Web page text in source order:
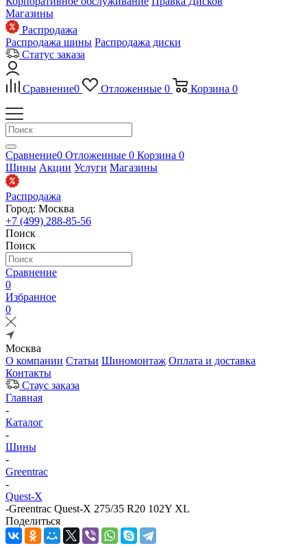
Магазины
Распродажа
Распродажа шины Распродажа диски
Статус заказа
Сравнение0 Отложенные 0 Корзина 0
Сравнение0 Отложенные 0 Корзина 0
Шины Акции Услуги Магазины
Распродажа
Город: Москва
+7 (499) 288-85-56
Поиск
Поиск
Сравнение
0
Избранное
0
Москва
О компании Статьи Шиномонтаж Оплата и доставка
Контакты
Стаус заказа
Главная
-
Каталог
-
Шины
-
Greentrac
-
Quest-X
-Greentrac Quest-X 275/35 R20 102Y XL
Поделиться